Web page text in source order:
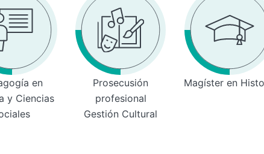
en
y Ciencias
Prosecusión
profesional
Gestión Cultural
Magíster en